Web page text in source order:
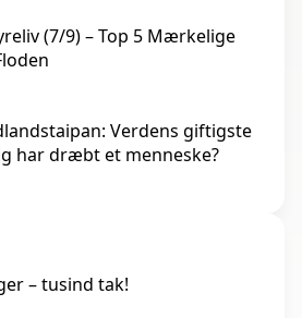
(7/9) – Top 5 Mærkelige
Verdens giftigste
har dræbt et menneske?
– tusind tak!